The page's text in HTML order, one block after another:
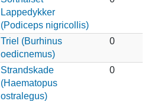
Lappedykker
(Podiceps nigricollis)
Triel (Burhinus
oedicnemus)
0
Strandskade
(Haematopus
ostralegus)
0